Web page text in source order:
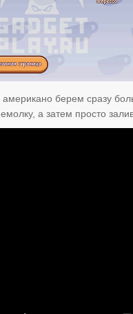
берем сразу
а затем просто